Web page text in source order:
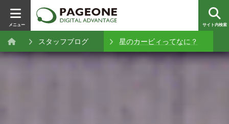
メニュー サイト内検索
スタッフブログ 星のカービィってなに？